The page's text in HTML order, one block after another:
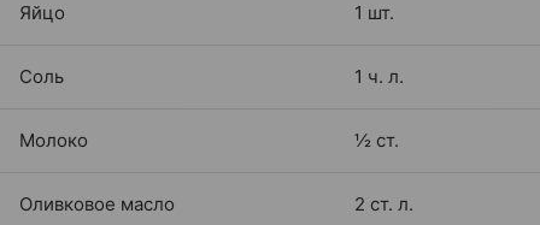
Яйцо 1 шт.
Соль 1 ч. л.
Молоко ½ ст.
Оливковое масло 2 ст. л.